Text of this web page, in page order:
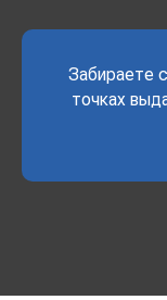
Забираете
точках